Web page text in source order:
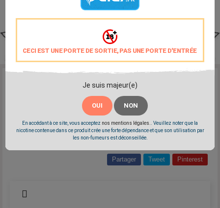
CECI EST UNE PORTE DE SORTIE, PAS UNE PORTE D'ENTRÉE
Je suis majeur(e)
OUI NON
En accédant à ce site, vous acceptez nos mentions légales.
. Veuillez noter que la
nicotine contenue dans ce produit crée une forte dépendance et que son utilisation par
les non-fumeurs est déconseillée.
vdlv-arome-menthe-glaciale
Arôme naturel rafraichissant de menthe glaciale
45 gouttes pour 10ml
Partager Tweet Pinterest